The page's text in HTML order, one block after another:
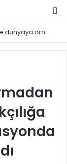
Bakan Kurum: İzmit Körfezi’nde Türkiye ve dünyaya örnek olacak proje yürütüyoruz